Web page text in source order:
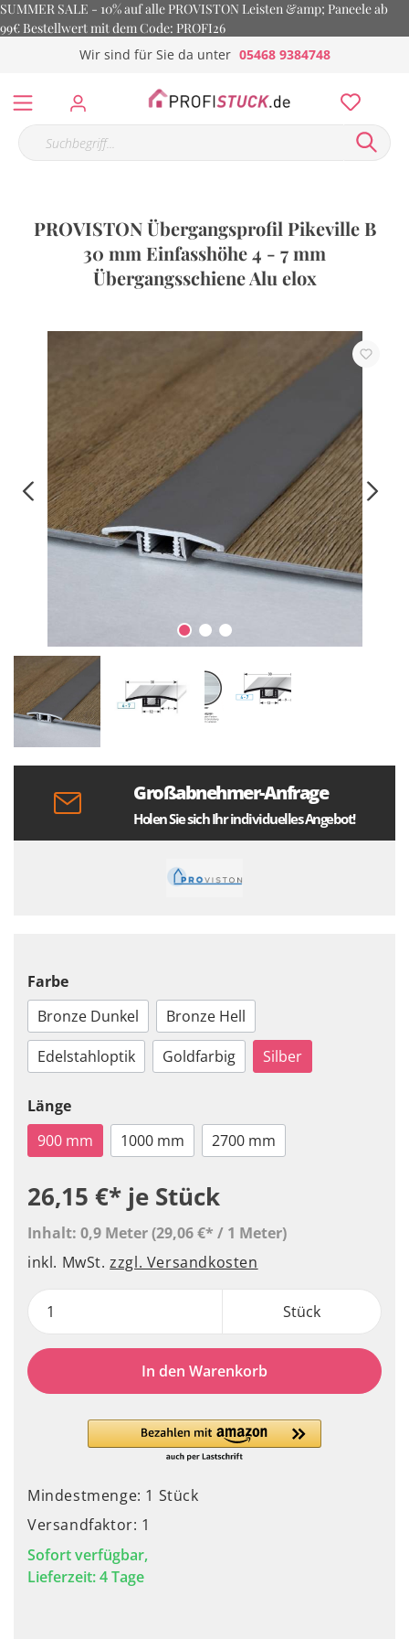
SUMMER SALE - 10% auf alle PROVISTON Leisten &amp; Paneele ab
99€ Bestellwert mit dem Code: PROFI26
Wir sind für Sie da unter 05468 9384748
PROVISTON Übergangsprofil Pikeville B
30 mm Einfasshöhe 4 - 7 mm
Übergangsschiene Alu elox
Großabnehmer-Anfrage
Holen Sie sich Ihr individuelles Angebot!
Farbe
Bronze Dunkel
Bronze Hell
Edelstahloptik
Goldfarbig Silber
Länge
900 mm
1000 mm 2700 mm
26,15 €* je Stück
Inhalt: 0,9 Meter(29,06 €* / 1 Meter)
inkl. MwSt.zzgl. Versandkosten
Stück
In den Warenkorb
Mindestmenge: 1 Stück
Versandfaktor: 1
Sofort verfügbar,
Lieferzeit: 4 Tage